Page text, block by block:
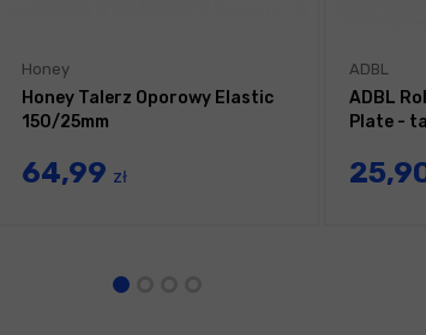
Honey
Honey Talerz Oporowy Elastic
150/25mm
64,99 zł
ADBL
ADBL
Plate -